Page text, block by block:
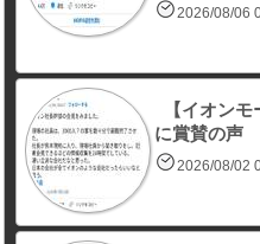
2026/08/06
【イオンモ
に賞賛の声
2026/08/02